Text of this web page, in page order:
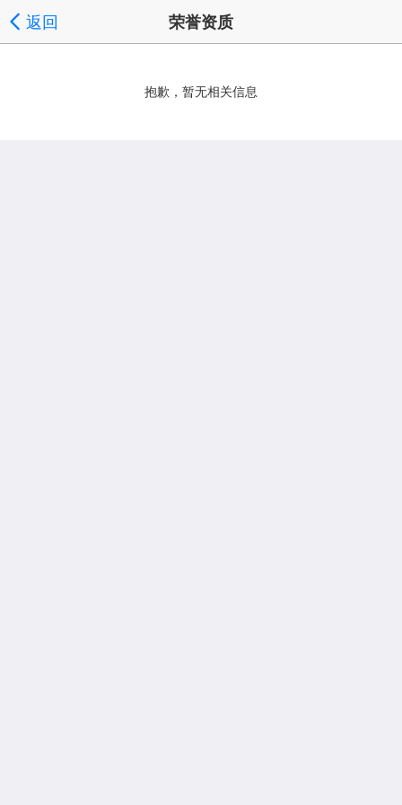
返回 荣誉资质
抱歉，暂无相关信息